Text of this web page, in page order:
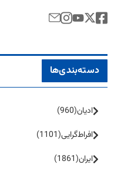
دسته‌بندی‌ها
ادیان(960)
افراط‌گرایی(1101)
ایران(1861)